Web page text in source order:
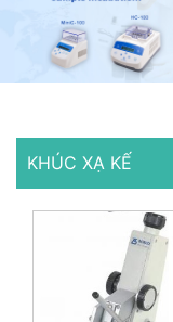
KHÚC XẠ KẾ